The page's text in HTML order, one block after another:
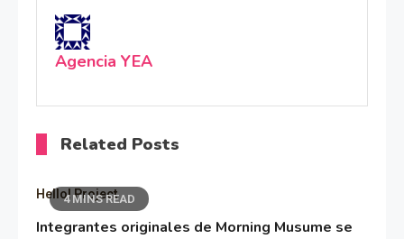
Agencia YEA
Related Posts
4 MINS READ
Hello! Project
Integrantes originales de Morning Musume se